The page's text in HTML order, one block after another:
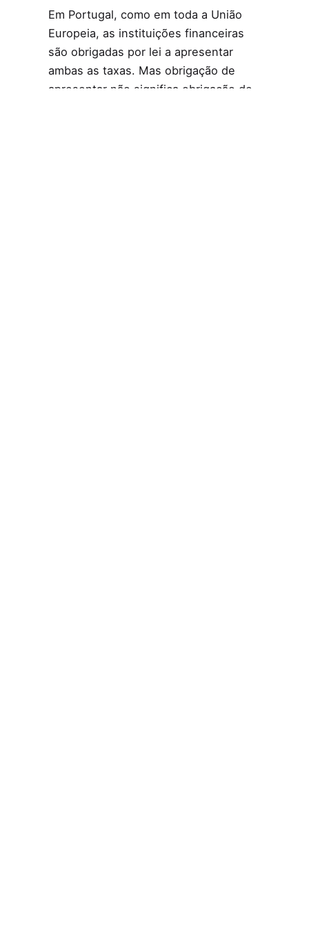
Em Portugal, como em toda a União
Europeia, as instituições financeiras
são obrigadas por lei a apresentar
ambas as taxas. Mas obrigação de
apresentar não significa obrigação de